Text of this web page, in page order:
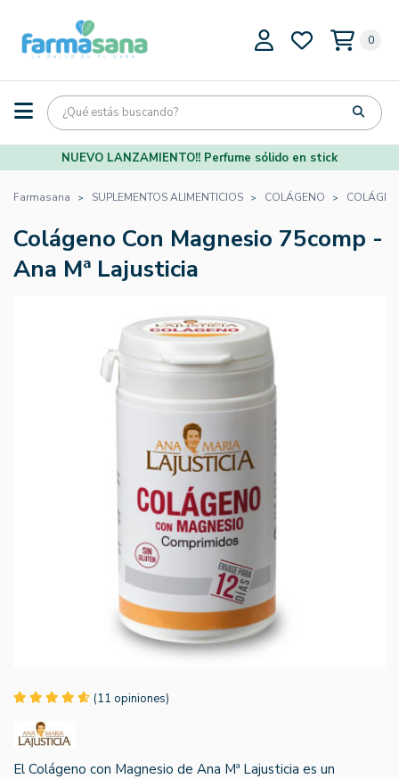
0
NUEVO LANZAMIENTO!! Perfume sólido en stick
Farmasana SUPLEMENTOS ALIMENTICIOS COLÁGENO
Colágeno Con Magnesio 75comp -
Ana Mª Lajusticia
(11 opiniones)
El Colágeno con Magnesio de Ana Mª Lajusticia es un